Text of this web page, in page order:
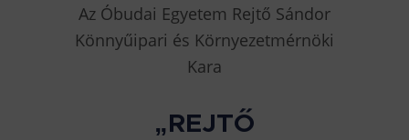
Az Óbudai Egyetem Rejtő Sándor
Könnyűipari és Környezetmérnöki
Kara
„REJTŐ